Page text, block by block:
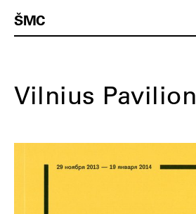
ŠMC
Vilnius Pavilion